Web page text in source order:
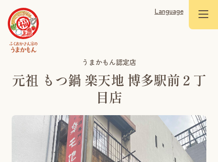
Language
うまかもん認定店
元祖 もつ鍋 楽天地 博多駅前２丁
目店